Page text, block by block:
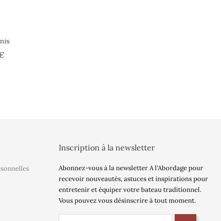
Prix
Inscription à la newsletter
Abonnez-vous à la newsletter A l'Abordage pour
recevoir nouveautés, astuces et inspirations pour
entretenir et équiper votre bateau traditionnel.
Vous pouvez vous désinscrire à tout moment.